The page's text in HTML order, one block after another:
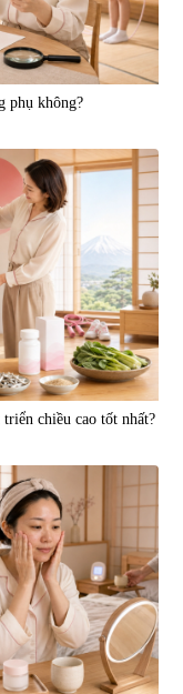
phụ không?
chiều cao tốt nhất?